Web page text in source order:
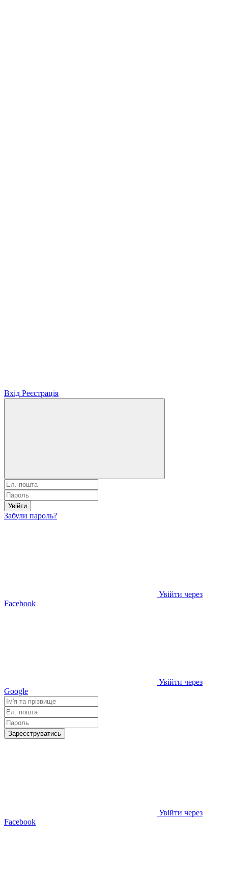
Вхід Реєстрація
Увійти
Забули пароль?
Увійти через
Facebook
Увійти через
Google
Зареєструватись
Увійти через
Facebook